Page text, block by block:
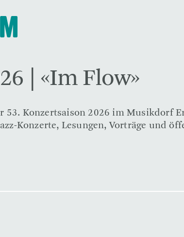
| «Im Flow»
Konzertsaison 2026 im Musikdorf
Konzerte, Lesungen, Vorträge und